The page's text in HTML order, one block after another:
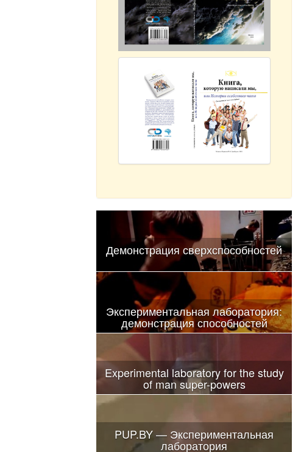
Демонстрация сверхспособностей
Экспериментальная лаборатория:
демонстрация способностей
Experimental laboratory for the study
of man super-powers
PUP.BY — Экспериментальная
лаборатория